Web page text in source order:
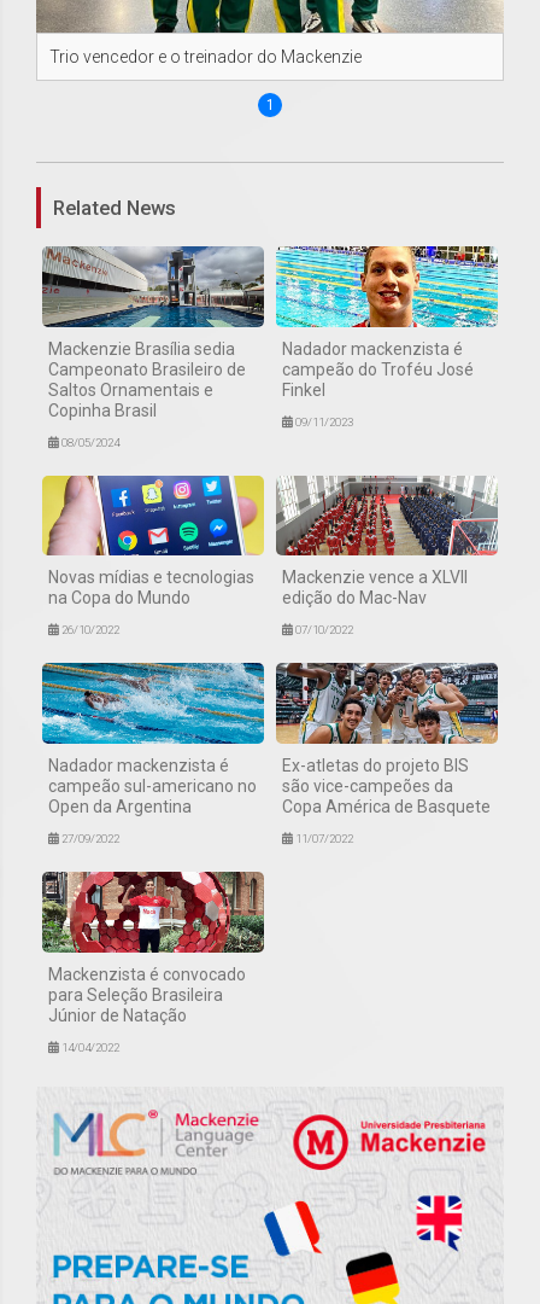
Trio vencedor e o treinador do Mackenzie
1
Related News
Mackenzie Brasília sedia
Campeonato Brasileiro de
Saltos Ornamentais e
Copinha Brasil
08/05/2024
Nadador mackenzista é
campeão do Troféu José
Finkel
09/11/2023
Novas mídias e tecnologias
na Copa do Mundo
26/10/2022
Mackenzie vence a XLVII
edição do Mac-Nav
07/10/2022
Nadador mackenzista é
campeão sul-americano no
Open da Argentina
27/09/2022
Ex-atletas do projeto BIS
são vice-campeões da
Copa América de Basquete
11/07/2022
Mackenzista é convocado
para Seleção Brasileira
Júnior de Natação
14/04/2022